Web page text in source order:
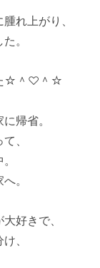
れ上がり、
。
た☆＾♡＾☆
帰省。
、
。
好きで、
、